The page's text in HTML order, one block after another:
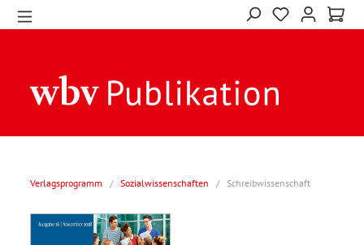
Verlagsprogramm / Sozialwissenschaften / Schreibwissenschaft